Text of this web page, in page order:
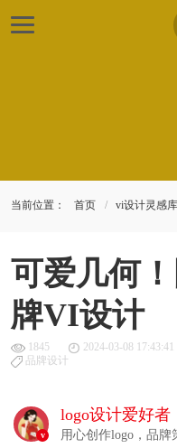
当前位置： 首页 vi设计灵感库
可爱几何
牌VI设计
1845 2024-03-08 17:43:41
品牌设计
v
logo设计爱好者
用心创作logo，品牌